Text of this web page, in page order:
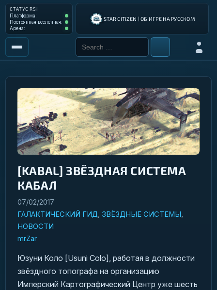
СТАТУС RSI
Платформа:
Платформа: Operational
Постоянная вселенная:
Постоянная вселенная: Operational
Арена:
Арена: Operational
STAR CITIZEN | ОБ ИГРЕ НА РУССКОМ
Search for:
Войти
ИНСТРУМЕНТЫ
РАЗРАБОТКА ИГРЫ
ИНСТРУКЦИИ ПИЛОТА
ГАЛАКТИЧЕСКИЙ ГИД
[KABAL] ЗВЁЗДНАЯ СИСТЕМА
КАБАЛ
07/02/2017
ГАЛАКТИЧЕСКИЙ ГИД, ЗВЁЗДНЫЕ СИСТЕМЫ ,
НОВОСТИ
mrZar
Юзуни Коло [Usuni Colo], работая в должности
звёздного топографа на организацию
Имперский Картографический Центр уже шесть